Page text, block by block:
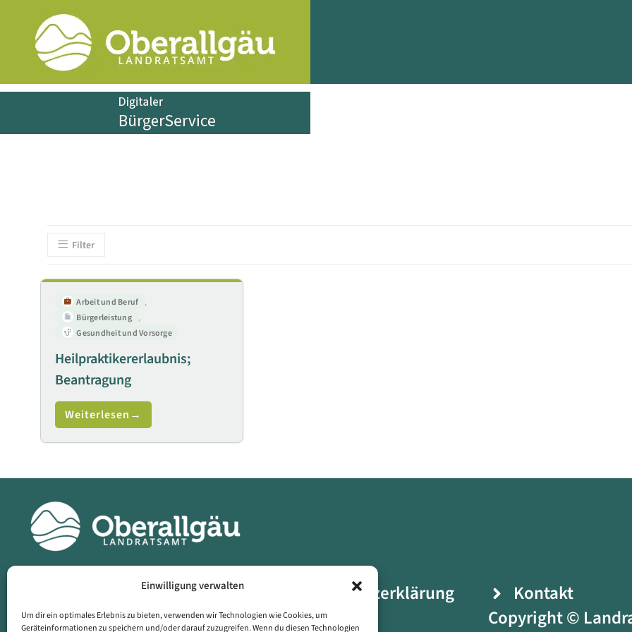
Einwilligung verwalten
Um dir ein optimales Erlebnis zu bieten, verwenden wir Technologien wie Cookies, um
Geräteinformationen zu speichern und/oder darauf zuzugreifen. Wenn du diesen Technologien
Filter
Arbeit und Beruf
,
Bürgerleistung ,
Gesundheit und Vorsorge
Heilpraktikererlaubnis;
Beantragung
Weiterlesen
Oberallgäu
Datenschutzerklärung
Impressum
Kontakt
Copyright ©